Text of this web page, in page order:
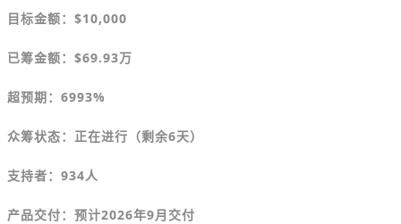
目标金额：$10,000
已筹金额： $69.93万
超预期：6993%
众筹状态：正在进行（剩余6天）
支持者：934人
产品交付：预计2026年9月交付